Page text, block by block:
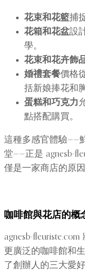
花束和花籃捕
花箱和花盆設
學。
花束和花卉飾
婚禮套餐價格
括新娘捧花和
蛋糕和巧克力
點搭配購買。
這種多感官體驗——
堂——正是 agnesb-
僅是一家商店的原因
咖啡館與花店的概
agnesb-
更廣泛的咖啡館和
了創辦人的三大愛